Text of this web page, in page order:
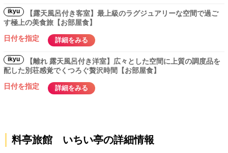
ikyu
【露天風呂付き客室】最上級のラグジュアリーな空間で過ご
す極上の美食旅【お部屋食】
日付を指定
詳細をみる
ikyu
【離れ 露天風呂付き洋室】広々とした空間に上質の調度品を
配した別荘感覚でくつろぐ贅沢時間【お部屋食】
日付を指定
詳細をみる
料亭旅館 いちい亭の詳細情報